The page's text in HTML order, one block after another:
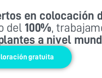
en colocación
del 100%,
a nivel
gratuita